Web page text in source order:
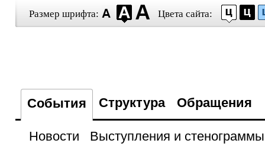
Размер шрифта: Цвета сайта:
События Структура Обращения
Новости
Выступления и стенограммы